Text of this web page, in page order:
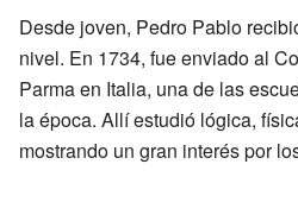
Desde joven, Pedro Pablo
nivel. En 1734, fue enviado al
Parma en Italia, una de las
la época. Allí estudió lógica,
mostrando un gran interés por